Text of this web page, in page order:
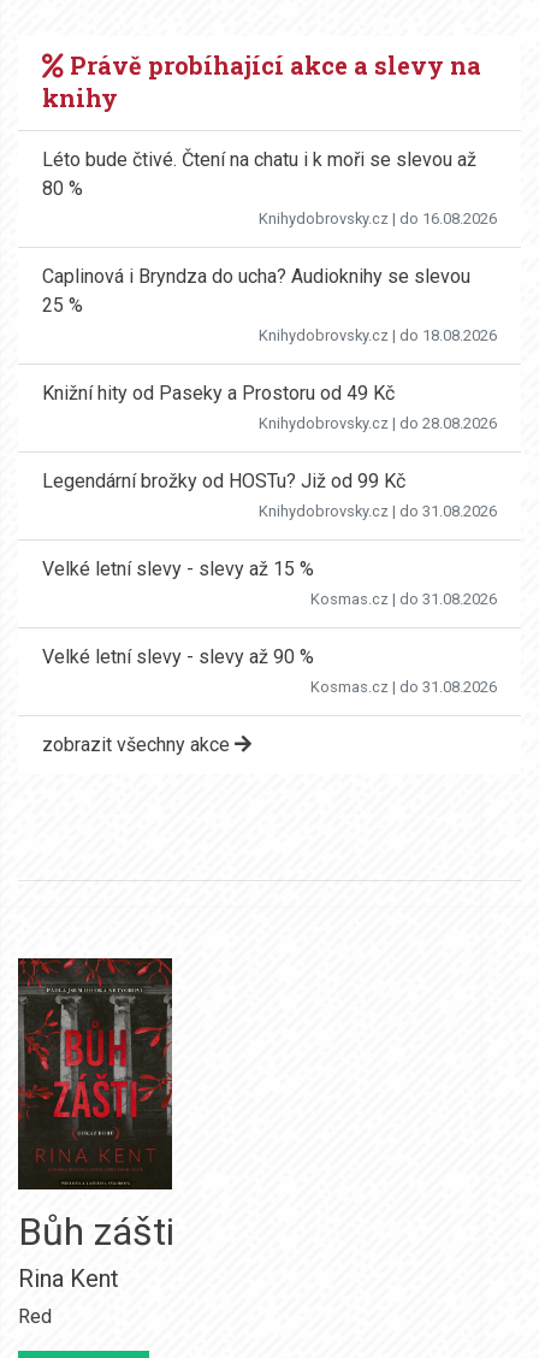
Právě probíhající akce a slevy na
knihy
Léto bude čtivé. Čtení na chatu i k moři se slevou až
80 %
Knihydobrovsky.cz | do 16.08.2026
Caplinová i Bryndza do ucha? Audioknihy se slevou
25 %
Knihydobrovsky.cz | do 18.08.2026
Knižní hity od Paseky a Prostoru od 49 Kč
Knihydobrovsky.cz | do 28.08.2026
Legendární brožky od HOSTu? Již od 99 Kč
Knihydobrovsky.cz | do 31.08.2026
Velké letní slevy - slevy až 15 %
Kosmas.cz | do 31.08.2026
Velké letní slevy - slevy až 90 %
Kosmas.cz | do 31.08.2026
zobrazit všechny akce
Bůh zášti
Rina Kent
Red